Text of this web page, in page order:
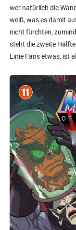
wer natürlich die
weiß, was es damit
nicht fürchten,
steht die zweite
Linie Fans etwas, ist